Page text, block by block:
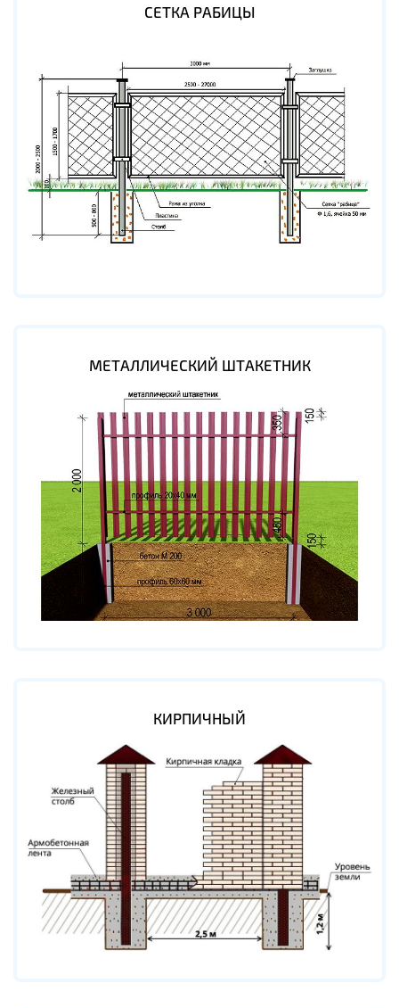
СЕТКА РАБИЦЫ
МЕТАЛЛИЧЕСКИЙ ШТАКЕТНИК
КИРПИЧНЫЙ